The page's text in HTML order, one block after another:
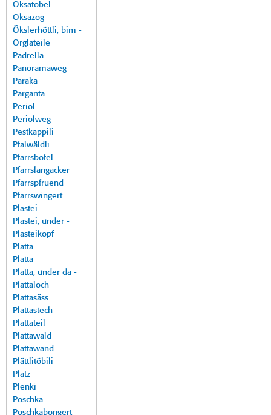
Oksatobel
Oksazog
Ökslerhöttli, bim -
Orglateile
Padrella
Panoramaweg
Paraka
Parganta
Periol
Periolweg
Pestkappili
Pfalwäldli
Pfarrsbofel
Pfarrslangacker
Pfarrspfruend
Pfarrswingert
Plastei
Plastei, under -
Plasteikopf
Platta
Platta
Platta, under da -
Plattaloch
Plattasäss
Plattastech
Plattateil
Plattawald
Plattawand
Plättlitöbili
Platz
Plenki
Poschka
Poschkabongert